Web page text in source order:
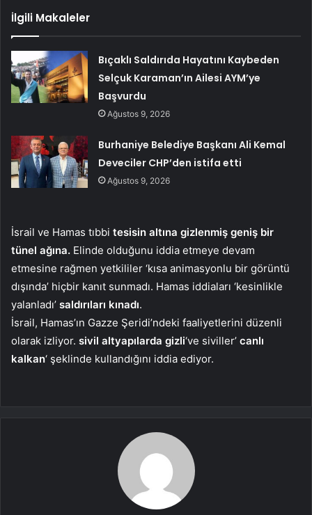
İlgili Makaleler
Bıçaklı Saldırıda Hayatını Kaybeden
Selçuk Karaman’ın Ailesi AYM’ye
Başvurdu
Ağustos 9, 2026
Burhaniye Belediye Başkanı Ali Kemal
Deveciler CHP’den istifa etti
Ağustos 9, 2026
İsrail ve Hamas tıbbi tesisin altına gizlenmiş geniş bir
tünel ağına. Elinde olduğunu iddia etmeye devam
etmesine rağmen yetkililer ‘kısa animasyonlu bir görüntü
dışında’ hiçbir kanıt sunmadı. Hamas iddiaları ‘kesinlikle
yalanladı’ saldırıları kınadı.
İsrail, Hamas’ın Gazze Şeridi’ndeki faaliyetlerini düzenli
olarak izliyor. sivil altyapılarda gizli‘ve siviller’ canlı
kalkan‘ şeklinde kullandığını iddia ediyor.